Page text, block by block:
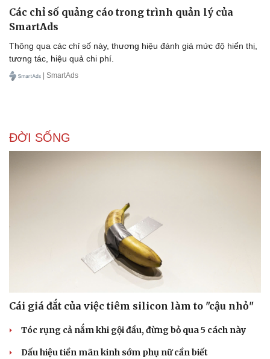
eSports
Hậu trường
Các chỉ số quảng cáo trong trình quản lý của
SmartAds
Thông qua các chỉ số này, thương hiệu đánh giá mức độ hiển thị,
tương tác, hiệu quả chi phí.
| SmartAds
ĐỜI SỐNG
Cái giá đắt của việc tiêm silicon làm to "cậu nhỏ"
Tóc rụng cả nắm khi gội đầu, đừng bỏ qua 5 cách này
Dấu hiệu tiền mãn kinh sớm phụ nữ cần biết